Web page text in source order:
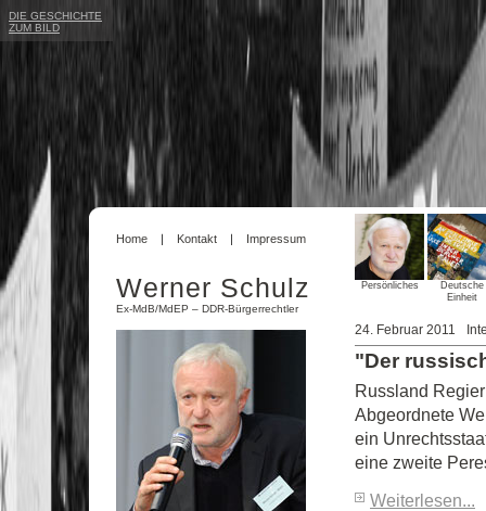
24. Februar 2011
"Der
Russland
Abgeordnete
ein
eine zweite
Weiterlesen...
Home Kontakt Impressum
Werner Schulz
Ex-MdB/MdEP – DDR-Bürgerrechtler
Persönliches
Deutsche
Einheit
DIE GESCHICHTE
ZUM BILD